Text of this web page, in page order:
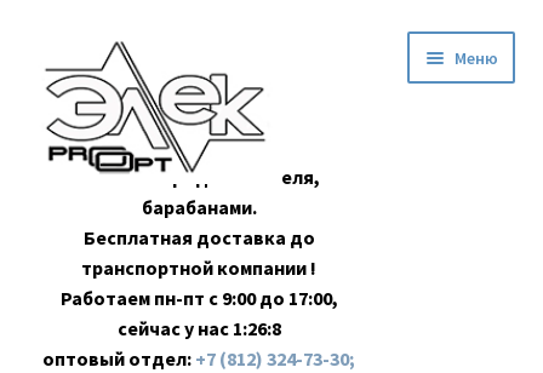
навигации
содержимому
Оптовая продажа кабеля,
барабанами.
Бесплатная доставка до
транспортной компании !
Работаем пн-пт с 9:00 до 17:00,
сейчас у нас 1:26:9
оптовый отдел: +7 (812) 324-73-30;
Меню